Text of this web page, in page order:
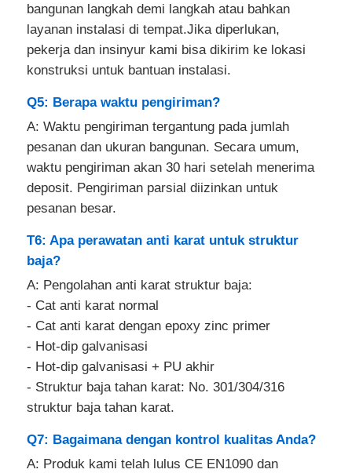
bangunan langkah demi langkah atau bahkan
layanan instalasi di tempat.Jika diperlukan,
pekerja dan insinyur kami bisa dikirim ke lokasi
konstruksi untuk bantuan instalasi.
Q5: Berapa waktu pengiriman?
A: Waktu pengiriman tergantung pada jumlah
pesanan dan ukuran bangunan. Secara umum,
waktu pengiriman akan 30 hari setelah menerima
deposit. Pengiriman parsial diizinkan untuk
pesanan besar.
T6: Apa perawatan anti karat untuk struktur
baja?
A: Pengolahan anti karat struktur baja:
- Cat anti karat normal
- Cat anti karat dengan epoxy zinc primer
- Hot-dip galvanisasi
- Hot-dip galvanisasi + PU akhir
- Struktur baja tahan karat: No. 301/304/316
struktur baja tahan karat.
Q7: Bagaimana dengan kontrol kualitas Anda?
A: Produk kami telah lulus CE EN1090 dan